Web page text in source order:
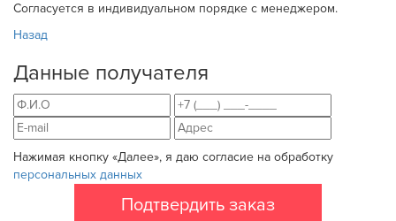
Согласуется в индивидуальном порядке с менеджером.
Назад
Данные получателя
Нажимая кнопку «Далее», я даю согласие на обработку
персональных данных
Подтвердить заказ